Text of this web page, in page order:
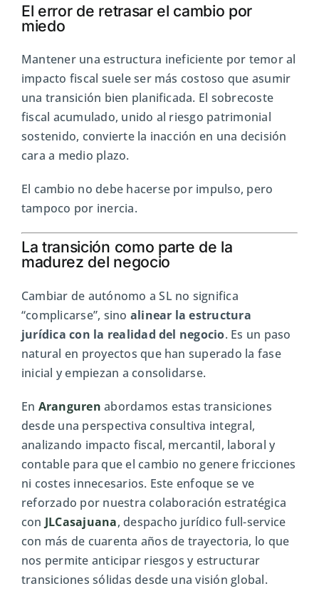
El error de retrasar el cambio por
miedo
Mantener una estructura ineficiente por temor al
impacto fiscal suele ser más costoso que asumir
una transición bien planificada. El sobrecoste
fiscal acumulado, unido al riesgo patrimonial
sostenido, convierte la inacción en una decisión
cara a medio plazo.
El cambio no debe hacerse por impulso, pero
tampoco por inercia.
La transición como parte de la
madurez del negocio
Cambiar de autónomo a SL no significa
“complicarse”, sino alinear la estructura
jurídica con la realidad del negocio. Es un paso
natural en proyectos que han superado la fase
inicial y empiezan a consolidarse.
En Aranguren abordamos estas transiciones
desde una perspectiva consultiva integral,
analizando impacto fiscal, mercantil, laboral y
contable para que el cambio no genere fricciones
ni costes innecesarios. Este enfoque se ve
reforzado por nuestra colaboración estratégica
con JLCasajuana, despacho jurídico full-service
con más de cuarenta años de trayectoria, lo que
nos permite anticipar riesgos y estructurar
transiciones sólidas desde una visión global.